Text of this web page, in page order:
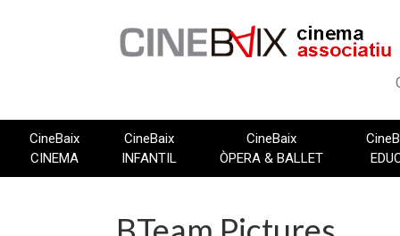
CineBaix
CINEMA
CineBaix
INFANTIL
CineBaix
ÒPERA & BALLET